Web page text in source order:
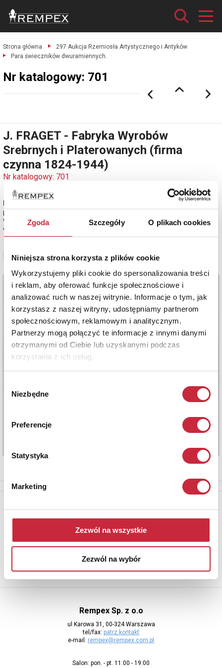
Zgoda Szczegóły O plikach cookies
Niniejsza strona korzysta z plików cookie
Wykorzystujemy pliki cookie do spersonalizowania treści
i reklam, aby oferować funkcje społecznościowe i
analizować ruch w naszej witrynie. Informacje o tym, jak
korzystasz z naszej witryny, udostępniamy partnerom
społecznościowym, reklamowym i analitycznym.
Partnerzy mogą połączyć te informacje z innymi danymi
otrzymanymi od Ciebie lub uzyskanymi podczas
korzystania z ich usług.
zgody
Niezbędne
Preferencje
Statystyka
Marketing
Zezwól na wszystkie
Zezwól na wybór
Strona główna
297 Aukcja Rzemiosła Artystycznego i Antyków
Para świeczników dwuramiennych.
Nr katalogowy: 701
J. FRAGET - Fabryka Wyrobów
Srebrnych i Platerowanych (firma
czynna 1824-1944)
Nr katalogowy: 701
Warszawa, 1897-1915.
estymacja: 12 000 - 14 000 zł
Zobacz pełne informacje
Aby otrzymywać informacje o nowych aukcjach, prosimy podać
adres e-mail
Rempex Sp. z o.o
ul Karowa 31, 00-324 Warszawa
tel/fax: patrz kontakt
e-mail: rempex@rempex.com.pl
Salon: pon. - pt. 11:00 - 19:00